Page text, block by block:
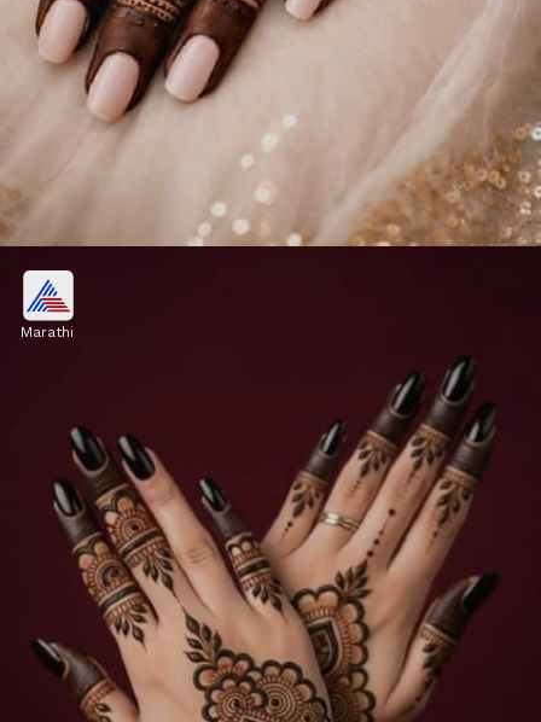
तुम्ही हातांवर 'ईद मुबारक' लिहिलेली मेहंदीही काढू शकता. ही
दिसायला सिंपल पण खूप आकर्षक दिसते. सोबतच बोटं मेहंदीने
Image credits: pinterest
Marathi